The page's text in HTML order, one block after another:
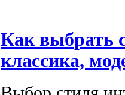
Как выбрать
классика,